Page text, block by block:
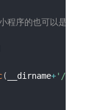
程序的也可以是公众
( __dirname+'/